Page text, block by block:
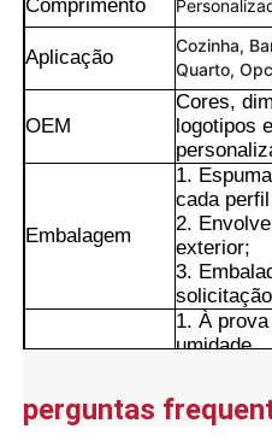
Comprimento
Aplicação
Cozinha,
Quarto,
OEM
Cores,
logotipos
Embalagem
1.
cada
2.
exterior;
3.
Vantagens
1. À
umidade.
3.
perguntas